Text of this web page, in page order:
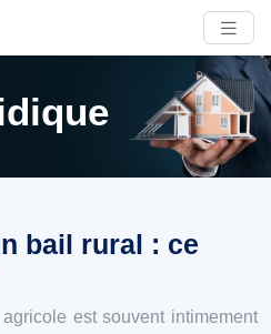
bail rural : ce
agricole est souvent intimement